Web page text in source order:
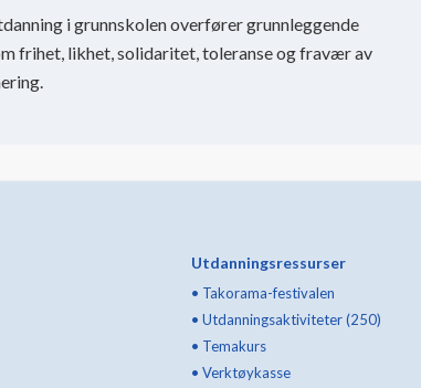
i grunnskolen overfører grunnleggende
frihet, likhet, solidaritet, toleranse og fravær av
Utdanningsressurser
• Takorama-festivalen
• Utdanningsaktiviteter (250)
• Temakurs
• Verktøykasse